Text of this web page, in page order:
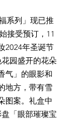
系列」现已推
接受预订，11
2024年圣诞节
园盛开的花朵
气」的眼影和
地方，带有雪
图案。礼盒中
「眼部璀璨宝